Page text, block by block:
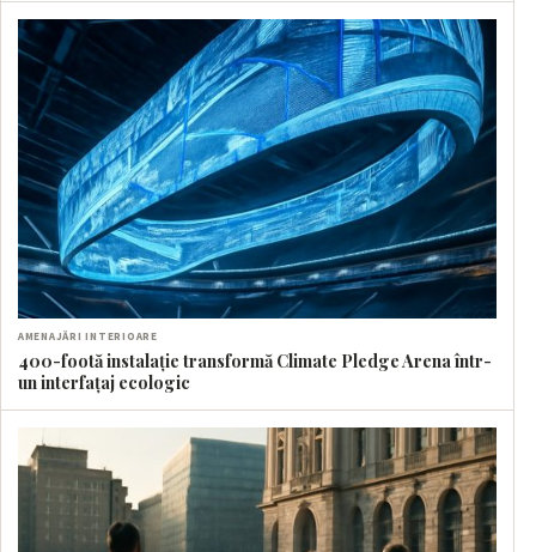
AMENAJĂRI INTERIOARE
400-footă instalație transformă Climate Pledge Arena într-
un interfațaj ecologic